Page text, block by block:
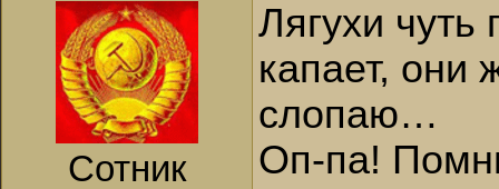
Сотник
Лягухи чуть
капает, они
слопаю…
Оп-па!